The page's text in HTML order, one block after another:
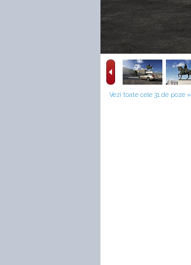
Vezi toate cele 31 de poze »